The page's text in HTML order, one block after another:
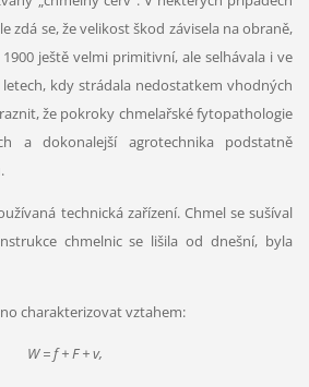
zdá se, že velikost škod závisela na obraně,
ještě velmi primitivní, ale selhávala i ve
kdy strádala nedostatkem vhodných
že pokroky chmelařské fytopathologie
a dokonalejší agrotechnika podstatně
technická zařízení. Chmel se sušíval
chmelnic se lišila od dnešní, byla
charakterizovat vztahem:
W = f + F + v,